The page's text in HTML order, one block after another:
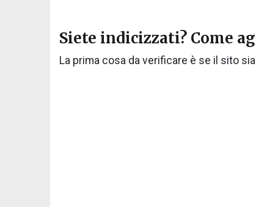
Siete indicizzati? Come
La prima cosa da verificare è se il sito